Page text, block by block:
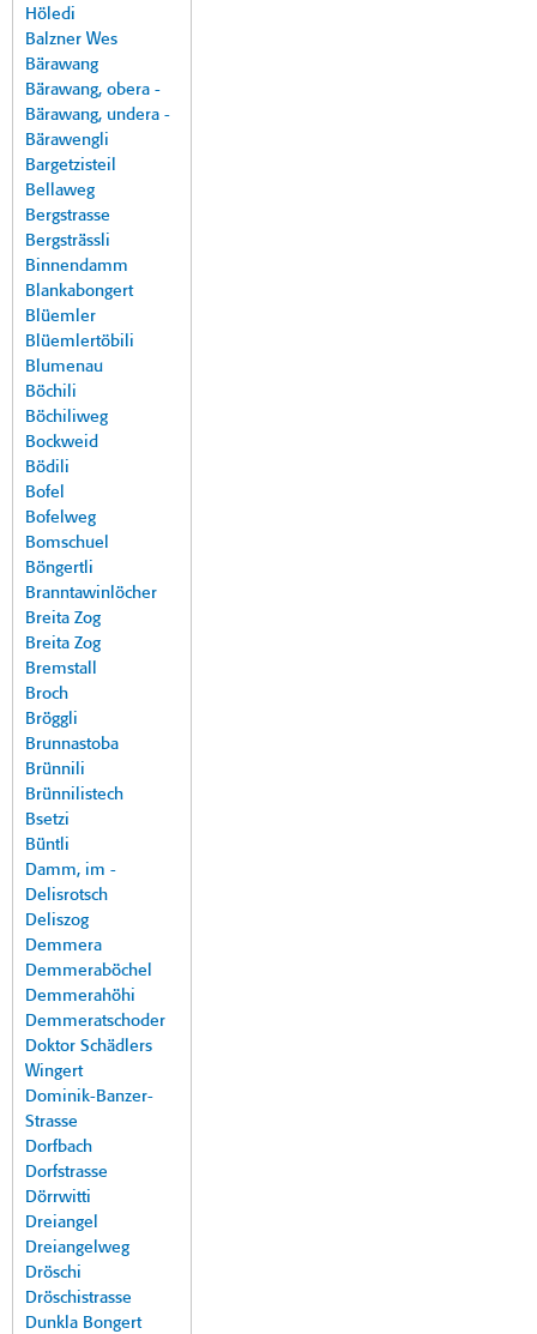
Höledi
Balzner Wes
Bärawang
Bärawang, obera -
Bärawang, undera -
Bärawengli
Bargetzisteil
Bellaweg
Bergstrasse
Bergsträssli
Binnendamm
Blankabongert
Blüemler
Blüemlertöbili
Blumenau
Böchili
Böchiliweg
Bockweid
Bödili
Bofel
Bofelweg
Bomschuel
Böngertli
Branntawinlöcher
Breita Zog
Breita Zog
Bremstall
Broch
Bröggli
Brunnastoba
Brünnili
Brünnilistech
Bsetzi
Büntli
Damm, im -
Delisrotsch
Deliszog
Demmera
Demmeraböchel
Demmerahöhi
Demmeratschoder
Doktor Schädlers
Wingert
Dominik-Banzer-
Strasse
Dorfbach
Dorfstrasse
Dörrwitti
Dreiangel
Dreiangelweg
Dröschi
Dröschistrasse
Dunkla Bongert